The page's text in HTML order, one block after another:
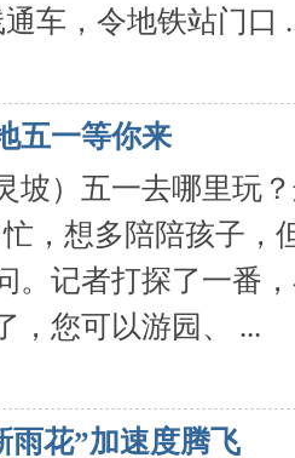
车，令地铁站门口
五一等你来
坡）五一去哪里玩
，想多陪陪孩子，
。记者打探了一番
，您可以游园、 ...
雨花”加速度腾飞